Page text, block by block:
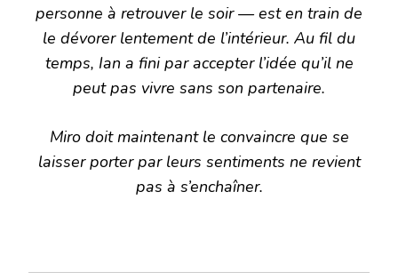
personne à retrouver le soir — est en train de
le dévorer lentement de l’intérieur. Au fil du
temps, Ian a fini par accepter l’idée qu’il ne
peut pas vivre sans son partenaire.
Miro doit maintenant le convaincre que se
laisser porter par leurs sentiments ne revient
pas à s’enchaîner.